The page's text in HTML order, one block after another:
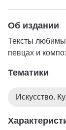
Об издании
Тексты
певцах и
Тематики
Искусство.